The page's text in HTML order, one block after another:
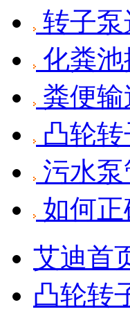
转子
化粪
粪便
凸轮
污水
如何
艾迪首
凸轮转